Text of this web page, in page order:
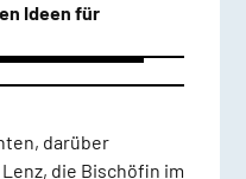
Ideen für
darüber
die Bischöfin im